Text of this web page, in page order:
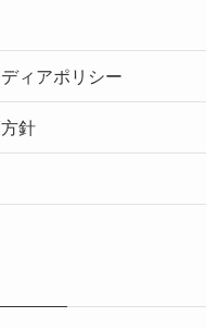
ィアポリシー
針